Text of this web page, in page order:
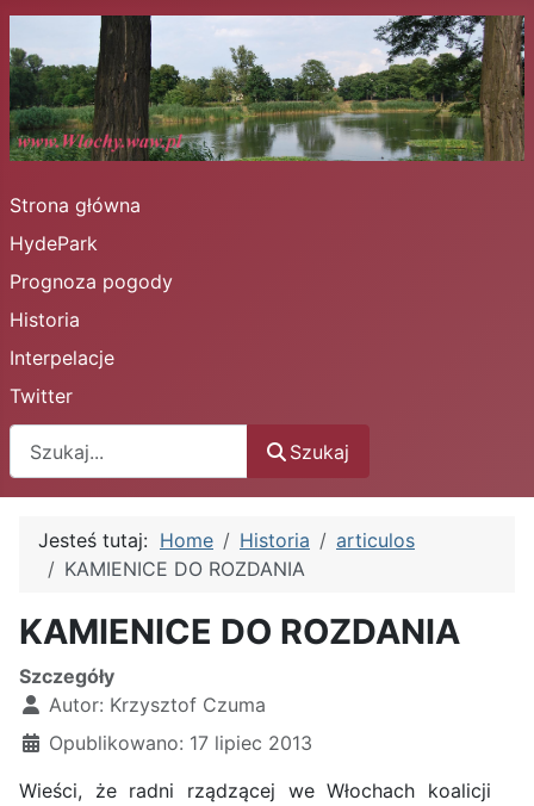
Strona główna
HydePark
Prognoza pogody
Historia
Interpelacje
Twitter
Szukaj
Jesteś tutaj: Home Historia
articulos
KAMIENICE DO ROZDANIA
KAMIENICE DO ROZDANIA
Szczegóły
Autor: Krzysztof Czuma
Opublikowano: 17 lipiec 2013
Wieści, że radni rządzącej we Włochach koalicji